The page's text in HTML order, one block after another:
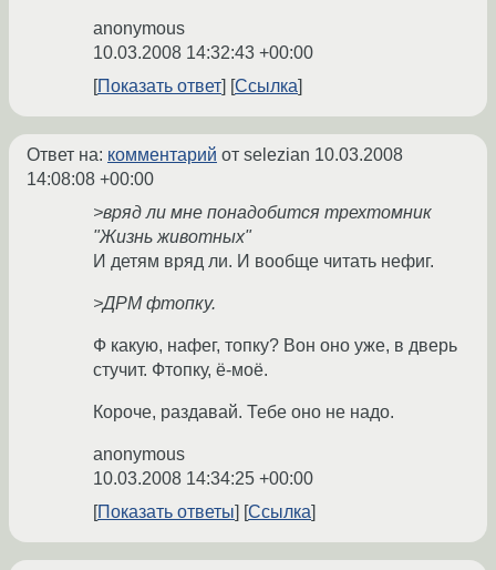
anonymous
10.03.2008 14:32:43 +00:00
Показать ответ
Ссылка
Ответ на: комментарий от selezian 10.03.2008
14:08:08 +00:00
>вряд ли мне понадобится трехтомник
"Жизнь животных"
И детям вряд ли. И вообще читать нефиг.
>ДРМ фтопку.
Ф какую, нафег, топку? Вон оно уже, в дверь
стучит. Фтопку, ё-моё.
Короче, раздавай. Тебе оно не надо.
anonymous
10.03.2008 14:34:25 +00:00
Показать ответы
Ссылка